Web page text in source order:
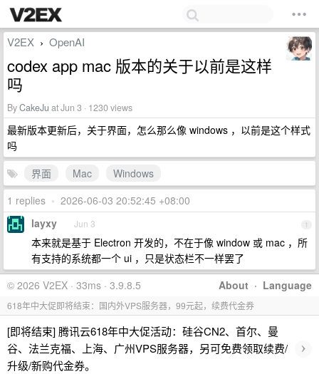
V2EX › OpenAI
codex app mac 版本的关于以前是这样
吗
ByCakeJu at Jun 3 · 1230 views
最新版本更新后，关于界面，怎么那么像 windows ，以前是这个样式
吗
界面
Mac
Windows
1 replies • 2026-06-03 20:52:45 +08:00
1
layxy Jun 3
本来就是基于 Electron 开发的，不在于像 window 或 mac ，所
有支持的系统都一个 ui ，只是状态栏不一样罢了
About · Language
© 2026 V2EX · 33ms · 3.9.8.5
618年中大促即将结束：国内外VPS服务器，99元起，续费代金券
[即将结束] 腾讯云618年中大促活动：硅谷CN2、首尔、曼
谷、法兰克福、上海、广州VPS服务器，另可免费领取续费/
升级/新购代金券。
›